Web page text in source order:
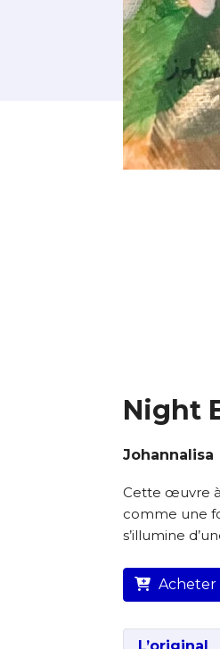
Night
Johannalisa
Cette œuvre à
comme une
s’illumine
Acheter